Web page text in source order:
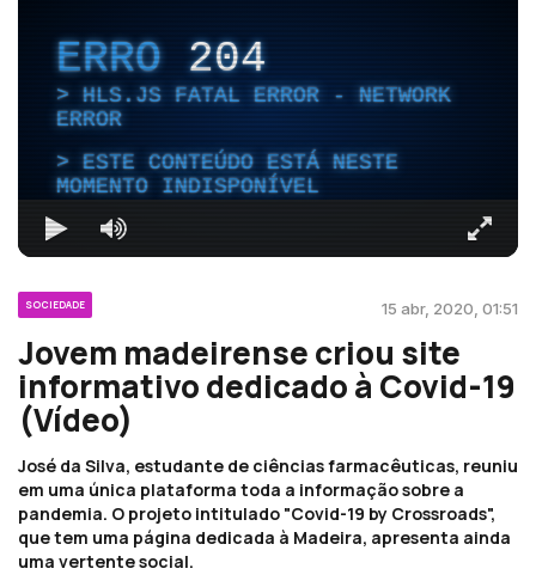
ERRO204
HLS.JS FATAL ERROR - NETWORK
ERROR
ESTE CONTEÚDO ESTÁ NESTE
MOMENTO INDISPONÍVEL
SOCIEDADE 15 abr, 2020, 01:51
Jovem madeirense criou site
informativo dedicado à Covid-19
(Vídeo)
José da Silva, estudante de ciências farmacêuticas, reuniu
em uma única plataforma toda a informação sobre a
pandemia. O projeto intitulado "Covid-19 by Crossroads",
que tem uma página dedicada à Madeira, apresenta ainda
uma vertente social.